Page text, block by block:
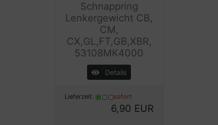
Schnappring
Lenkergewicht CB,
CM,
CX,GL,FT,GB,XBR,
53108MK4000
Details
Lieferzeit: sofort
6,90 EUR